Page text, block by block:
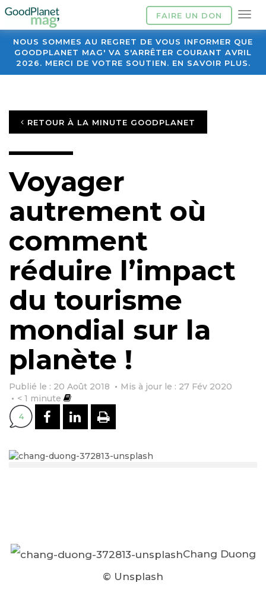
FAIRE UN DON
NOUS SOMMES AU REGRET DE VOUS INFORMER QUE
GOODPLANET MAG' VA S'ARRÊTER COURANT AVRIL
2026. MERCI DE VOTRE SOUTIEN. EN SAVOIR PLUS.
RETOUR À LA MINUTE GOODPLANET
Voyager
autrement où
comment
réduire l’impact
du tourisme
mondial sur la
planète !
Publié le : 20 Août 2018
Mis à jour le : 27 Fév 2020
< 1 minute
4 PARTAGER SUR FACEBOOK
PARTAGER SUR
IMPRIMER
Chang Duong
© Unsplash